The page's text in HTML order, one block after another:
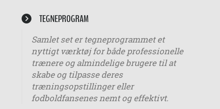
TEGNEPROGRAM
Samlet set er tegneprogrammet et
nyttigt værktøj for både professionelle
trænere og almindelige brugere til at
skabe og tilpasse deres
træningsopstillinger eller
fodboldfansenes nemt og effektivt.